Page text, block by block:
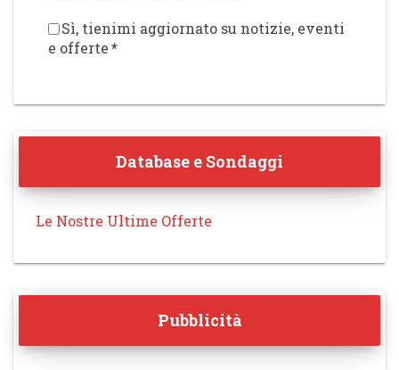
Sì, tienimi aggiornato su notizie, eventi
e offerte*
Database e Sondaggi
Le Nostre Ultime Offerte
Pubblicità